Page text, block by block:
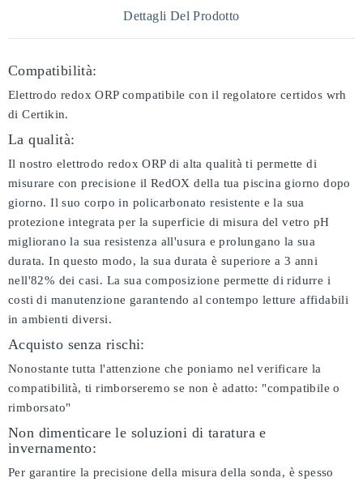
Dettagli Del Prodotto
Compatibilità:
Elettrodo redox ORP compatibile con il regolatore certidos wrh
di Certikin.
La qualità:
Il nostro elettrodo redox ORP di alta qualità ti permette di
misurare con precisione il RedOX della tua piscina giorno dopo
giorno. Il suo corpo in policarbonato resistente e la sua
protezione integrata per la superficie di misura del vetro pH
migliorano la sua resistenza all'usura e prolungano la sua
durata. In questo modo, la sua durata è superiore a 3 anni
nell'82% dei casi. La sua composizione permette di ridurre i
costi di manutenzione garantendo al contempo letture affidabili
in ambienti diversi.
Acquisto senza rischi:
Nonostante tutta l'attenzione che poniamo nel verificare la
compatibilità, ti rimborseremo se non è adatto: "compatibile o
rimborsato"
Non dimenticare le soluzioni di taratura e
invernamento:
Per garantire la precisione della misura della sonda, è spesso